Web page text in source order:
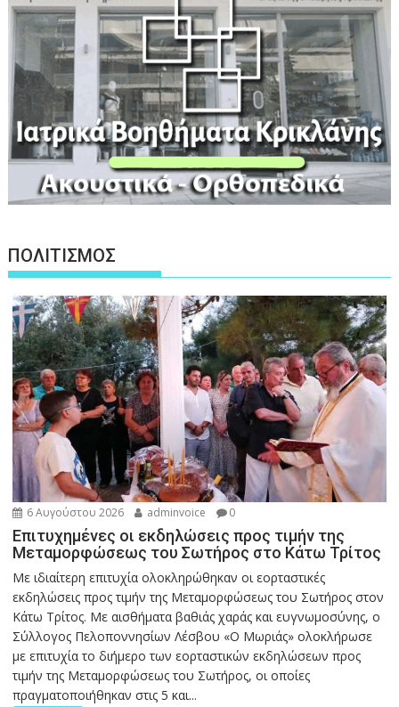
ΠΟΛΙΤΙΣΜΟΣ
6 Αυγούστου 2026 adminvoice 0
Επιτυχημένες οι εκδηλώσεις προς τιμήν της
Μεταμορφώσεως του Σωτήρος στο Κάτω Τρίτος
Με ιδιαίτερη επιτυχία ολοκληρώθηκαν οι εορταστικές
εκδηλώσεις προς τιμήν της Μεταμορφώσεως του Σωτήρος στον
Κάτω Τρίτος. Με αισθήματα βαθιάς χαράς και ευγνωμοσύνης, ο
Σύλλογος Πελοποννησίων Λέσβου «Ο Μωριάς» ολοκλήρωσε
με επιτυχία το διήμερο των εορταστικών εκδηλώσεων προς
τιμήν της Μεταμορφώσεως του Σωτήρος, οι οποίες
πραγματοποιήθηκαν στις 5 και...